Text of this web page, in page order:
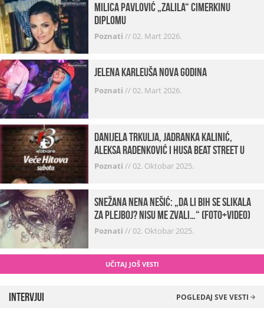
Milica Pavlović „zalila“ cimerkinu
diplomu
Poznati //02. Mart 2026.
Jelena Karleuša Nova godina
Poznati //02. Mart 2026.
Danijela Trkulja, Jadranka Kalinić,
Aleksa Radenković i Husa Beat Street u
Kabareu 13
Poznati //02. Oktobar 2025.
Snežana Nena Nešić: „Da li bih se slikala
za Plejboj? Nisu me zvali…“ (FOTO+VIDEO)
Poznati //02. Oktobar 2025.
UČITAJ JOŠ VESTI
Intervjui POGLEDAJ SVE VESTI